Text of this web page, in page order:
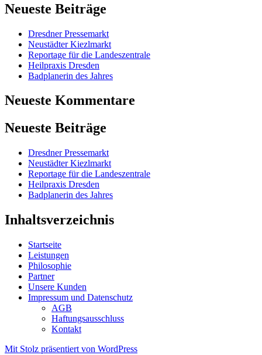
Neueste Beiträge
Dresdner Pressemarkt
Neustädter Kiezlmarkt
Reportage für die Landeszentrale
Heilpraxis Dresden
Badplanerin des Jahres
Neueste Kommentare
Neueste Beiträge
Dresdner Pressemarkt
Neustädter Kiezlmarkt
Reportage für die Landeszentrale
Heilpraxis Dresden
Badplanerin des Jahres
Inhaltsverzeichnis
Startseite
Leistungen
Philosophie
Partner
Unsere Kunden
Impressum und Datenschutz
AGB
Haftungsausschluss
Kontakt
Mit Stolz präsentiert von WordPress